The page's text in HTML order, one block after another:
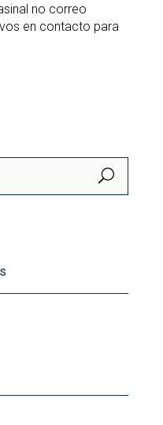
no correo
en contacto para